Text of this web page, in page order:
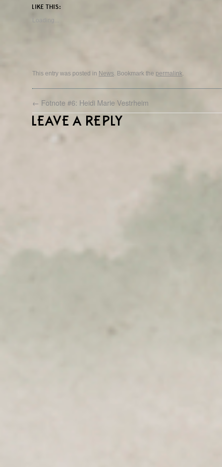
LIKE THIS:
Loading...
This entry was posted in News. Bookmark the permalink.
← Fotnote #6: Heidi Marie Vestrheim
LEAVE A REPLY